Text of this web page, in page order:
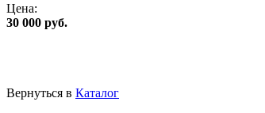
Цена:
30 000 руб.
Вернуться в Каталог